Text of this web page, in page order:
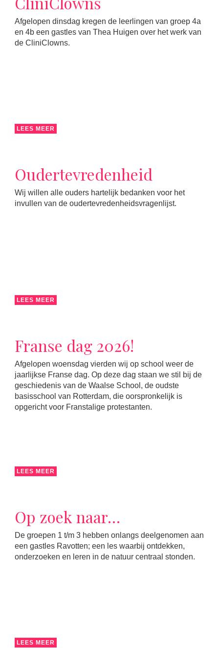
Afgelopen dinsdag kregen de leerlingen van groep 4a
en 4b een gastles van Thea Huigen over het werk van
de CliniClowns.
LEES MEER
Oudertevredenheid
Wij willen alle ouders hartelijk bedanken voor het
invullen van de oudertevredenheidsvragenlijst.
LEES MEER
Franse dag 2026!
Afgelopen woensdag vierden wij op school weer de
jaarlijkse Franse dag. Op deze dag staan we stil bij de
geschiedenis van de Waalse School, de oudste
basisschool van Rotterdam, die oorspronkelijk is
opgericht voor Franstalige protestanten.
LEES MEER
Op zoek naar…
De groepen 1 t/m 3 hebben onlangs deelgenomen aan
een gastles Ravotten; een les waarbij ontdekken,
onderzoeken en leren in de natuur centraal stonden.
LEES MEER